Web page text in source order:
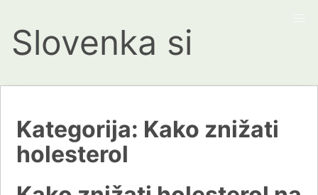
Slovenka si
Kategorija: Kako znižati
holesterol